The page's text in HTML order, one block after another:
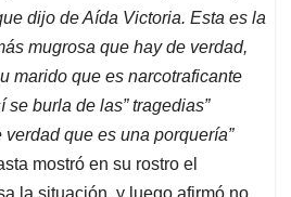
dijo de Aída Victoria. Esta es la
mugrosa que hay de verdad,
marido que es narcotraficante
burla de las” tragedias”
que es una porquería”
mostró en su rostro el